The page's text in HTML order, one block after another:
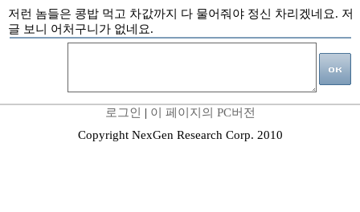
저런 놈들은 콩밥 먹고 차값까지 다 물어줘야 정신 차리겠네요. 저
글 보니 어처구니가 없네요.
로그인 | 이 페이지의 PC버전
Copyright NexGen Research Corp. 2010